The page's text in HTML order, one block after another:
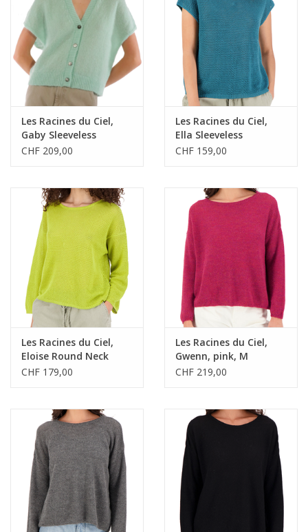
Les Racines du Ciel,
Gaby Sleeveless
Cardigan, aqua, L
CHF 209,00
Les Racines du Ciel,
Ella Sleeveless
Sweater, petrol, S
CHF 159,00
Les Racines du Ciel,
Eloise Round Neck
Sweater, anis, XS
CHF 179,00
Les Racines du Ciel,
Gwenn, pink, M
CHF 219,00